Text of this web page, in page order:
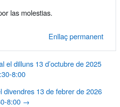
las molestias.
Enllaç permanent
el dilluns 13 d’octubre de 2025
8:00
divendres 13 de febrer de 2026
8:00 →